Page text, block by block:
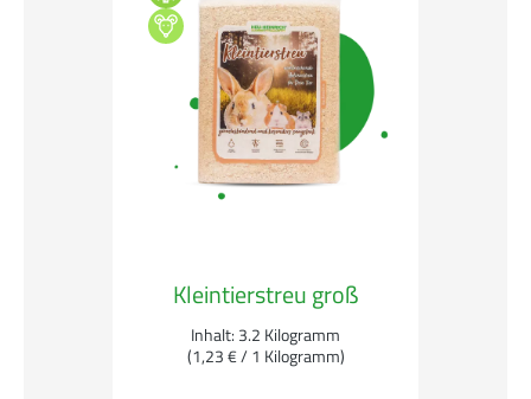
Kleintierstreu groß
Inhalt: 3.2 Kilogramm
(1,23 € / 1 Kilogramm)